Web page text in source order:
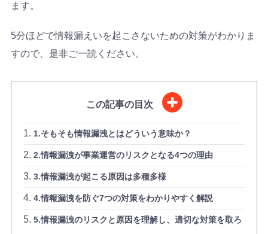
ます。
5分ほどで情報漏えいを起こさないための対策がわかりま
すので、是非ご一読ください。
この記事の目次
1.そもそも情報漏洩とはどういう意味か？
2.情報漏洩が事業運営のリスクとなる4つの理由
3.情報漏洩が起こる原因は多種多様
4.情報漏洩を防ぐ7つの対策をわかりやすく解説
5.情報漏洩のリスクと原因を理解し、適切な対策を取ろ